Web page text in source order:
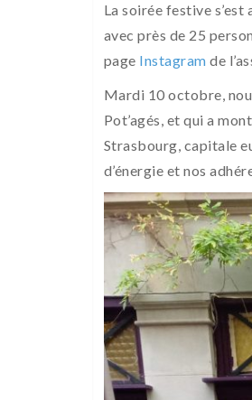
La soirée festive s’est
avec près de 25
page Instagram de
Mardi 10 octobre,
Pot’agés, et qui a
Strasbourg, capitale
d’énergie et nos